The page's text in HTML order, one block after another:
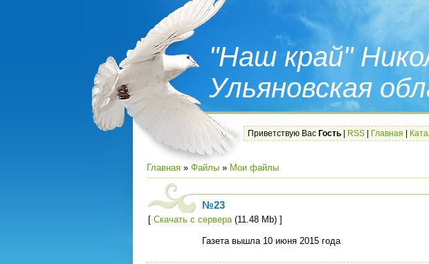
"Наш край"
Ульяновская
Приветствую Вас Гость RSS Главная
Главная » Файлы » Мои файлы
№23
[ Скачать с сервера(11.48 Mb) ]
Газета вышла 10 июня 2015 года